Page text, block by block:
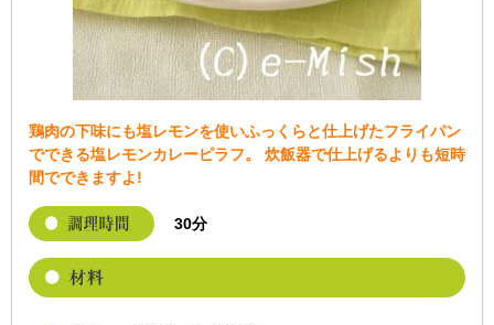
鶏肉の下味にも塩レモンを使いふっくらと仕上げたフライパン
でできる塩レモンカレーピラフ。 炊飯器で仕上げるよりも短時
間でできますよ!
30分